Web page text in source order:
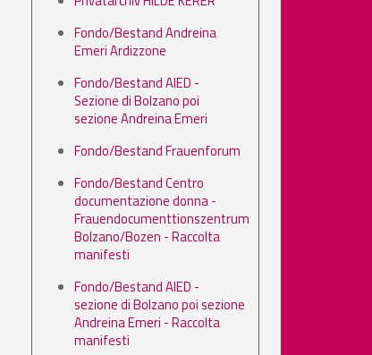
Fondo/Bestand Andreina
Emeri Ardizzone
Fondo/Bestand AIED -
Sezione di Bolzano poi
sezione Andreina Emeri
Fondo/Bestand Frauenforum
Fondo/Bestand Centro
documentazione donna -
Frauendocumenttionszentrum
Bolzano/Bozen - Raccolta
manifesti
Fondo/Bestand AIED -
sezione di Bolzano poi sezione
Andreina Emeri - Raccolta
manifesti